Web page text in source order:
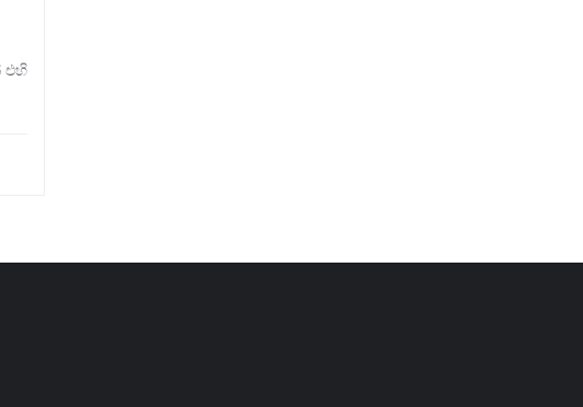
එහි